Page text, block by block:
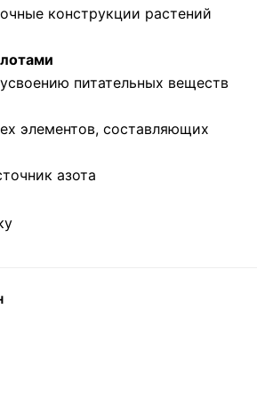
конструкции растений
питательных веществ
элементов, составляющих
азота